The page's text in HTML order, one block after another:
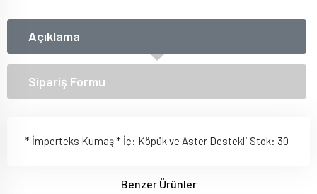
Açıklama
Sipariş Formu
* İmperteks Kumaş * İç: Köpük ve Aster Destekli Stok: 30
Benzer Ürünler